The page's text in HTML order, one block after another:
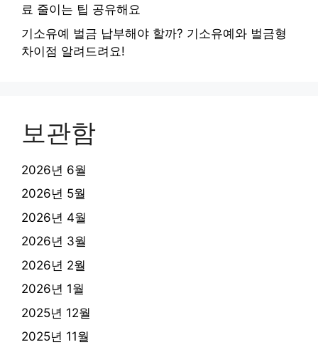
료 줄이는 팁 공유해요
기소유예 벌금 납부해야 할까? 기소유예와 벌금형
차이점 알려드려요!
보관함
2026년 6월
2026년 5월
2026년 4월
2026년 3월
2026년 2월
2026년 1월
2025년 12월
2025년 11월